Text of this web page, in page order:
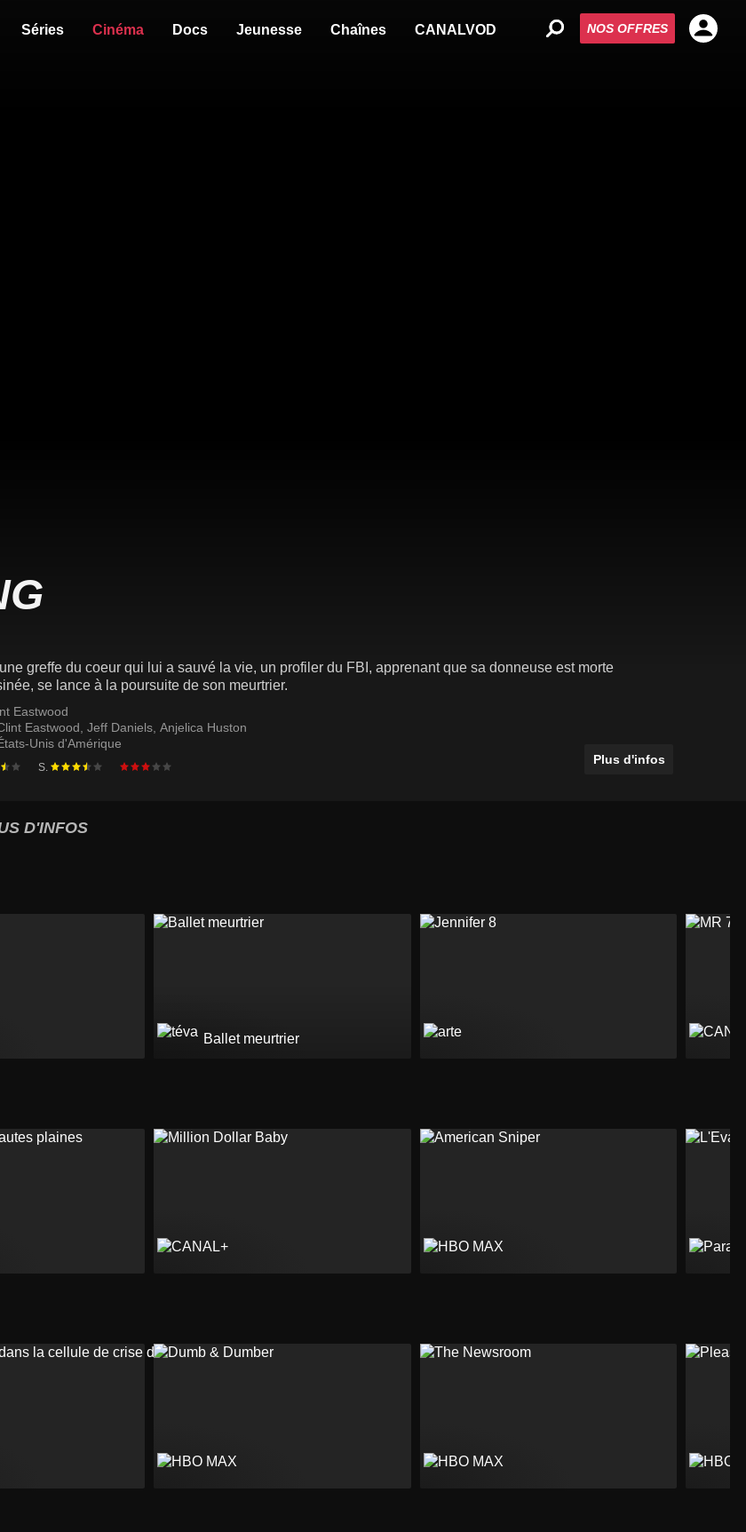
Séries Cinéma Docs Jeunesse Chaînes CANALVOD NOS OFFRES
greffe du coeur qui lui a sauvé la vie, un profiler du FBI, apprenant que sa donneuse est morte
se lance à la poursuite de son meurtrier.
Eastwood
Eastwood Jeff Daniels Anjelica Huston
Unis d'Amérique
S.
Plus d'infos
D'INFOS
Ballet meurtrier